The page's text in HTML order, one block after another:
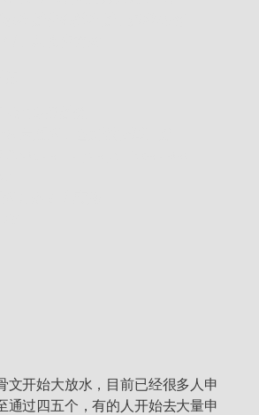
文开始大放水，目前已经很多人申
通过四五个，有的人开始去大量申